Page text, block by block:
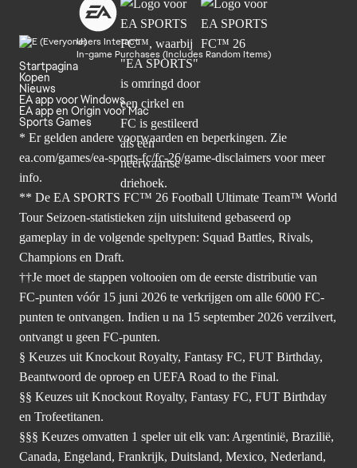
Users Interact
In-game Purchases (Includes Random Items)
Startpagina
Kopen
Nieuws
EA app voor Windows
EA app en Origin voor Mac
Sports Games
* Er gelden andere voorwaarden en beperkingen. Zie
ea.com/games/ea-sports-fc/fc-26/game-disclaimers voor meer
info.
** De EA SPORTS FC™ 26 Football Ultimate Team™ World
Tour Seizoen-statistieken zijn uitsluitend gebaseerd op
gameplay in de volgende speltypen: Squad Battles, Rivals,
Champions en Draft.
††Je moet de stappen voltooien om de eerste distributie van
FC-punten vóór 15 juni 2026 te verkrijgen om alle 6000 FC-
punten te ontvangen. Indien u na 15 september 2026 verzilvert,
ontvangt u geen FC-punten.
§ Keuzes uit Knockout Royalty, Fantasy FC, FUT Birthday,
Beantwoord de oproep en UEFA Road to the Final.
§§ Keuzes uit Knockout Royalty, Fantasy FC, FUT Birthday
en Trofeetitanen.
§§§ Keuzes omvatten 1 speler uit elk van: Argentinië, Brazilië,
Canada, Engeland, Frankrijk, Duitsland, Mexico, Nederland,